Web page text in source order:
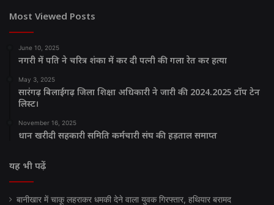
Most Viewed Posts
June 10, 2025
नगरी में पति ने चरित्र शंका में कर दी पत्नी की गला रेत कर हत्या
May 3, 2025
सारंगढ़ बिलाईगढ़ जिला शिक्षा अधिकारी ने जारी की 2024.2025 टॉप टेन
लिस्ट।
November 16, 2025
धान खरीदी सहकारी समिति कर्मचारी संघ की हड़ताल समाप्त
यह भी पढ़ें
बानीखार में चाकू लहराकर धमकी देने वाला युवक गिरफ्तार, हथियार बरामद